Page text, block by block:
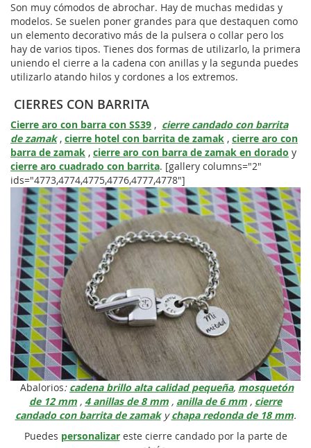
Son muy cómodos de abrochar. Hay de muchas medidas y
modelos. Se suelen poner grandes para que destaquen como
un elemento decorativo más de la pulsera o collar pero los
hay de varios tipos. Tienes dos formas de utilizarlo, la primera
uniendo el cierre a la cadena con anillas y la segunda puedes
utilizarlo atando hilos y cordones a los extremos.
CIERRES CON BARRITA
Cierre aro con barra con SS39 , cierre candado con barrita
de zamak, cierre hotel con barrita de zamak , cierre aro con
barra de zamak , cierre aro con barra de zamak en dorado y
cierre aro cuadrado con barrita. [gallery columns="2"
ids="4773,4774,4775,4776,4777,4778"]
Abalorios: cadena brillo alta calidad pequeña, mosquetón
de 12 mm , 4 anillas de 8 mm , anilla de 6 mm , cierre
candado con barrita de zamakychapa redonda de 18 mm.
Puedes personalizareste cierre candado por la parte de